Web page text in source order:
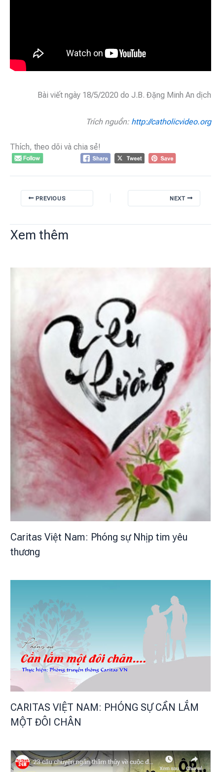
Bài viết ngày 18/5/2020 do J.B. Đặng Minh An dịch
Trích nguồn: http://catholicvideo.org
Thích, theo dõi và chia sẻ!
PREVIOUS NEXT
Xem thêm
Caritas Việt Nam: Phóng sự Nhịp tim yêu
thương
CARITAS VIỆT NAM: PHÓNG SỰ CẦN LẮM
MỘT ĐÔI CHÂN